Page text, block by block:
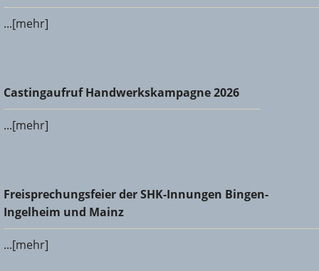
...[mehr]
Castingaufruf Handwerkskampagne 2026
Castingaufruf Handwerkskampagne 2026
...[mehr]
Freisprechungsfeier der SHK-Innungen Bingen-Ingelheim
und Mainz
Freisprechungsfeier der SHK-Innungen Bingen-
Ingelheim und Mainz
...[mehr]